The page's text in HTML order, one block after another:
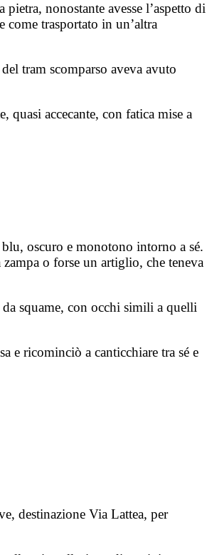
nonostante avesse l’aspetto di
come trasportato in un’altra
tram scomparso aveva avuto
quasi accecante, con fatica mise a
oscuro e monotono intorno a sé.
o forse un artiglio, che teneva
squame, con occhi simili a quelli
e ricominciò a canticchiare tra sé e
destinazione Via Lattea, per